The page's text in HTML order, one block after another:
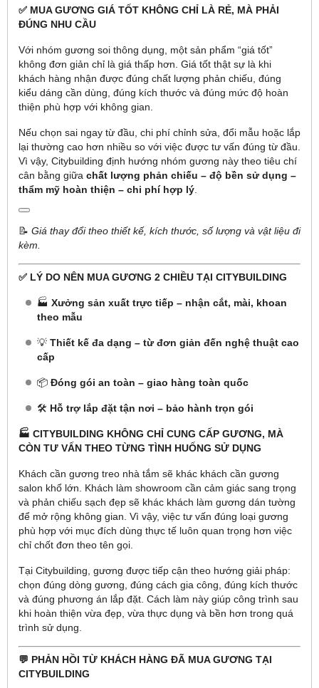
✅ MUA GƯƠNG GIÁ TỐT KHÔNG CHỈ LÀ RẺ, MÀ PHẢI
ĐÚNG NHU CẦU
Với nhóm gương soi thông dụng, một sản phẩm “giá tốt”
không đơn giản chỉ là giá thấp hơn. Giá tốt thật sự là khi
khách hàng nhận được đúng chất lượng phản chiếu, đúng
kiểu dáng cần dùng, đúng kích thước và đúng mức độ hoàn
thiện phù hợp với không gian.
Nếu chọn sai ngay từ đầu, chi phí chỉnh sửa, đổi mẫu hoặc lắp
lại thường cao hơn nhiều so với việc được tư vấn đúng từ đầu.
Vì vậy, Citybuilding định hướng nhóm gương này theo tiêu chí
cân bằng giữa chất lượng phản chiếu – độ bền sử dụng –
thẩm mỹ hoàn thiện – chi phí hợp lý
📝 Giá thay đổi theo thiết kế, kích thước, số lượng và vật liệu đi
kèm.
✅ LÝ DO NÊN MUA GƯƠNG 2 CHIỀU TẠI CITYBUILDING
🏭 Xưởng sản xuất trực tiếp – nhận cắt, mài, khoan
theo mẫu
💡 Thiết kế đa dạng – từ đơn giản đến nghệ thuật cao
cấp
📦 Đóng gói an toàn – giao hàng toàn quốc
🛠️ Hỗ trợ lắp đặt tận nơi – bảo hành trọn gói
🏭 CITYBUILDING KHÔNG CHỈ CUNG CẤP GƯƠNG, MÀ
CÒN TƯ VẤN THEO TỪNG TÌNH HUỐNG SỬ DỤNG
Khách cần gương treo nhà tắm sẽ khác khách cần gương
salon khổ lớn. Khách làm showroom cần cảm giác sang trọng
và phản chiếu sạch đẹp sẽ khác khách làm gương dán tường
để mở rộng không gian. Vì vậy, việc tư vấn đúng loại gương
phù hợp với mục đích dùng thực tế luôn quan trọng hơn việc
chỉ chốt đơn theo tên gọi.
Tại Citybuilding, gương được tiếp cận theo hướng giải pháp:
chọn đúng dòng gương, đúng cách gia công, đúng kích thước
và đúng phương án lắp đặt. Cách làm này giúp công trình sau
khi hoàn thiện vừa đẹp, vừa thực dụng và bền hơn trong quá
trình sử dụng.
💬 PHẢN HỒI TỪ KHÁCH HÀNG ĐÃ MUA GƯƠNG TẠI
CITYBUILDING